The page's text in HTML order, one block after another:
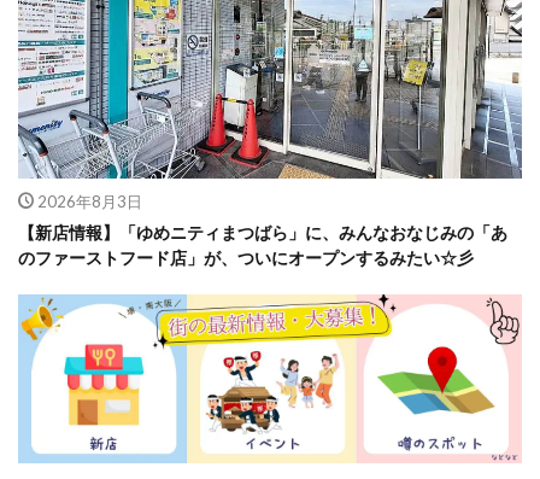
2026年8月3日
【新店情報】「ゆめニティまつばら」に、みんなおなじみの「あ
のファーストフード店」が、ついにオープンするみたい☆彡